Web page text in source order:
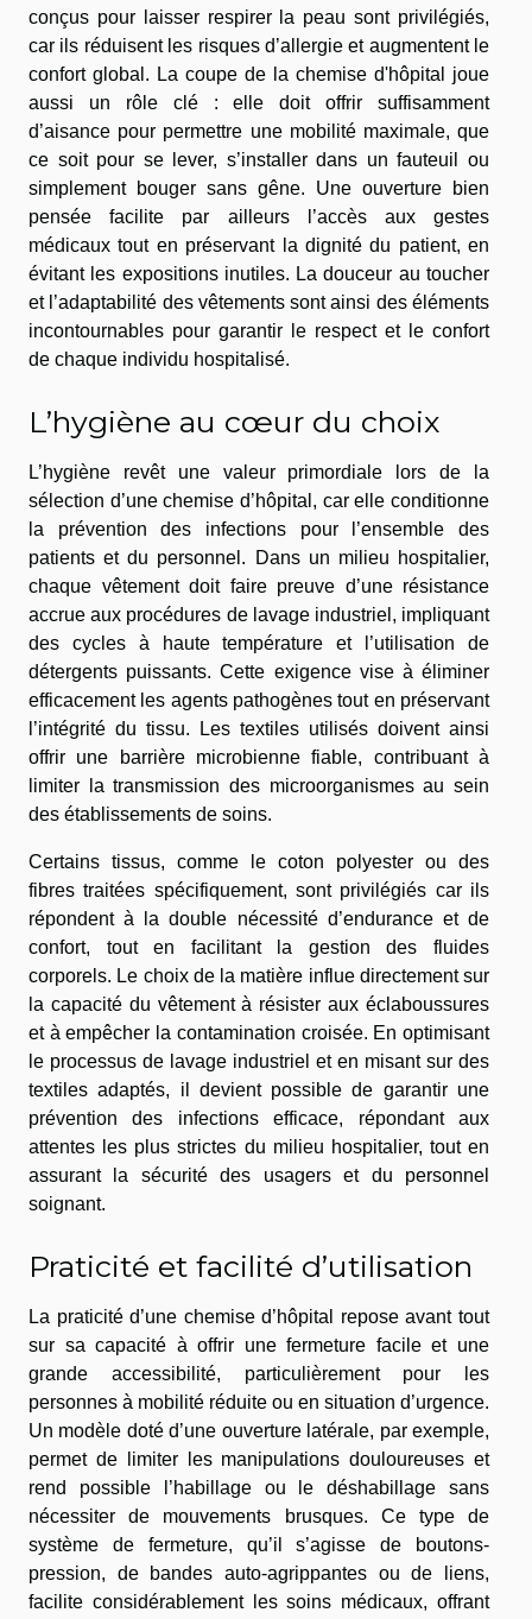
conçus pour laisser respirer la peau sont privilégiés,
car ils réduisent les risques d’allergie et augmentent le
confort global. La coupe de la chemise d'hôpital joue
aussi un rôle clé : elle doit offrir suffisamment
d’aisance pour permettre une mobilité maximale, que
ce soit pour se lever, s’installer dans un fauteuil ou
simplement bouger sans gêne. Une ouverture bien
pensée facilite par ailleurs l’accès aux gestes
médicaux tout en préservant la dignité du patient, en
évitant les expositions inutiles. La douceur au toucher
et l’adaptabilité des vêtements sont ainsi des éléments
incontournables pour garantir le respect et le confort
de chaque individu hospitalisé.
L’hygiène au cœur du choix
L’hygiène revêt une valeur primordiale lors de la
sélection d’une chemise d’hôpital, car elle conditionne
la prévention des infections pour l’ensemble des
patients et du personnel. Dans un milieu hospitalier,
chaque vêtement doit faire preuve d’une résistance
accrue aux procédures de lavage industriel, impliquant
des cycles à haute température et l’utilisation de
détergents puissants. Cette exigence vise à éliminer
efficacement les agents pathogènes tout en préservant
l’intégrité du tissu. Les textiles utilisés doivent ainsi
offrir une barrière microbienne fiable, contribuant à
limiter la transmission des microorganismes au sein
des établissements de soins.
Certains tissus, comme le coton polyester ou des
fibres traitées spécifiquement, sont privilégiés car ils
répondent à la double nécessité d’endurance et de
confort, tout en facilitant la gestion des fluides
corporels. Le choix de la matière influe directement sur
la capacité du vêtement à résister aux éclaboussures
et à empêcher la contamination croisée. En optimisant
le processus de lavage industriel et en misant sur des
textiles adaptés, il devient possible de garantir une
prévention des infections efficace, répondant aux
attentes les plus strictes du milieu hospitalier, tout en
assurant la sécurité des usagers et du personnel
soignant.
Praticité et facilité d’utilisation
La praticité d’une chemise d’hôpital repose avant tout
sur sa capacité à offrir une fermeture facile et une
grande accessibilité, particulièrement pour les
personnes à mobilité réduite ou en situation d’urgence.
Un modèle doté d’une ouverture latérale, par exemple,
permet de limiter les manipulations douloureuses et
rend possible l’habillage ou le déshabillage sans
nécessiter de mouvements brusques. Ce type de
système de fermeture, qu’il s’agisse de boutons-
pression, de bandes auto-agrippantes ou de liens,
facilite considérablement les soins médicaux, offrant